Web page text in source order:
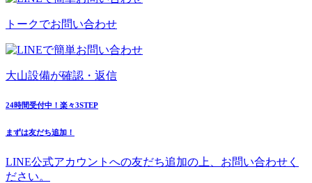
トークでお問い合わせ
大山設備が確認・返信
24時間受付中！楽々3STEP
まずは友だち追加！
LINE公式アカウントへの友だち追加の上、お問い合わせく
ださい。